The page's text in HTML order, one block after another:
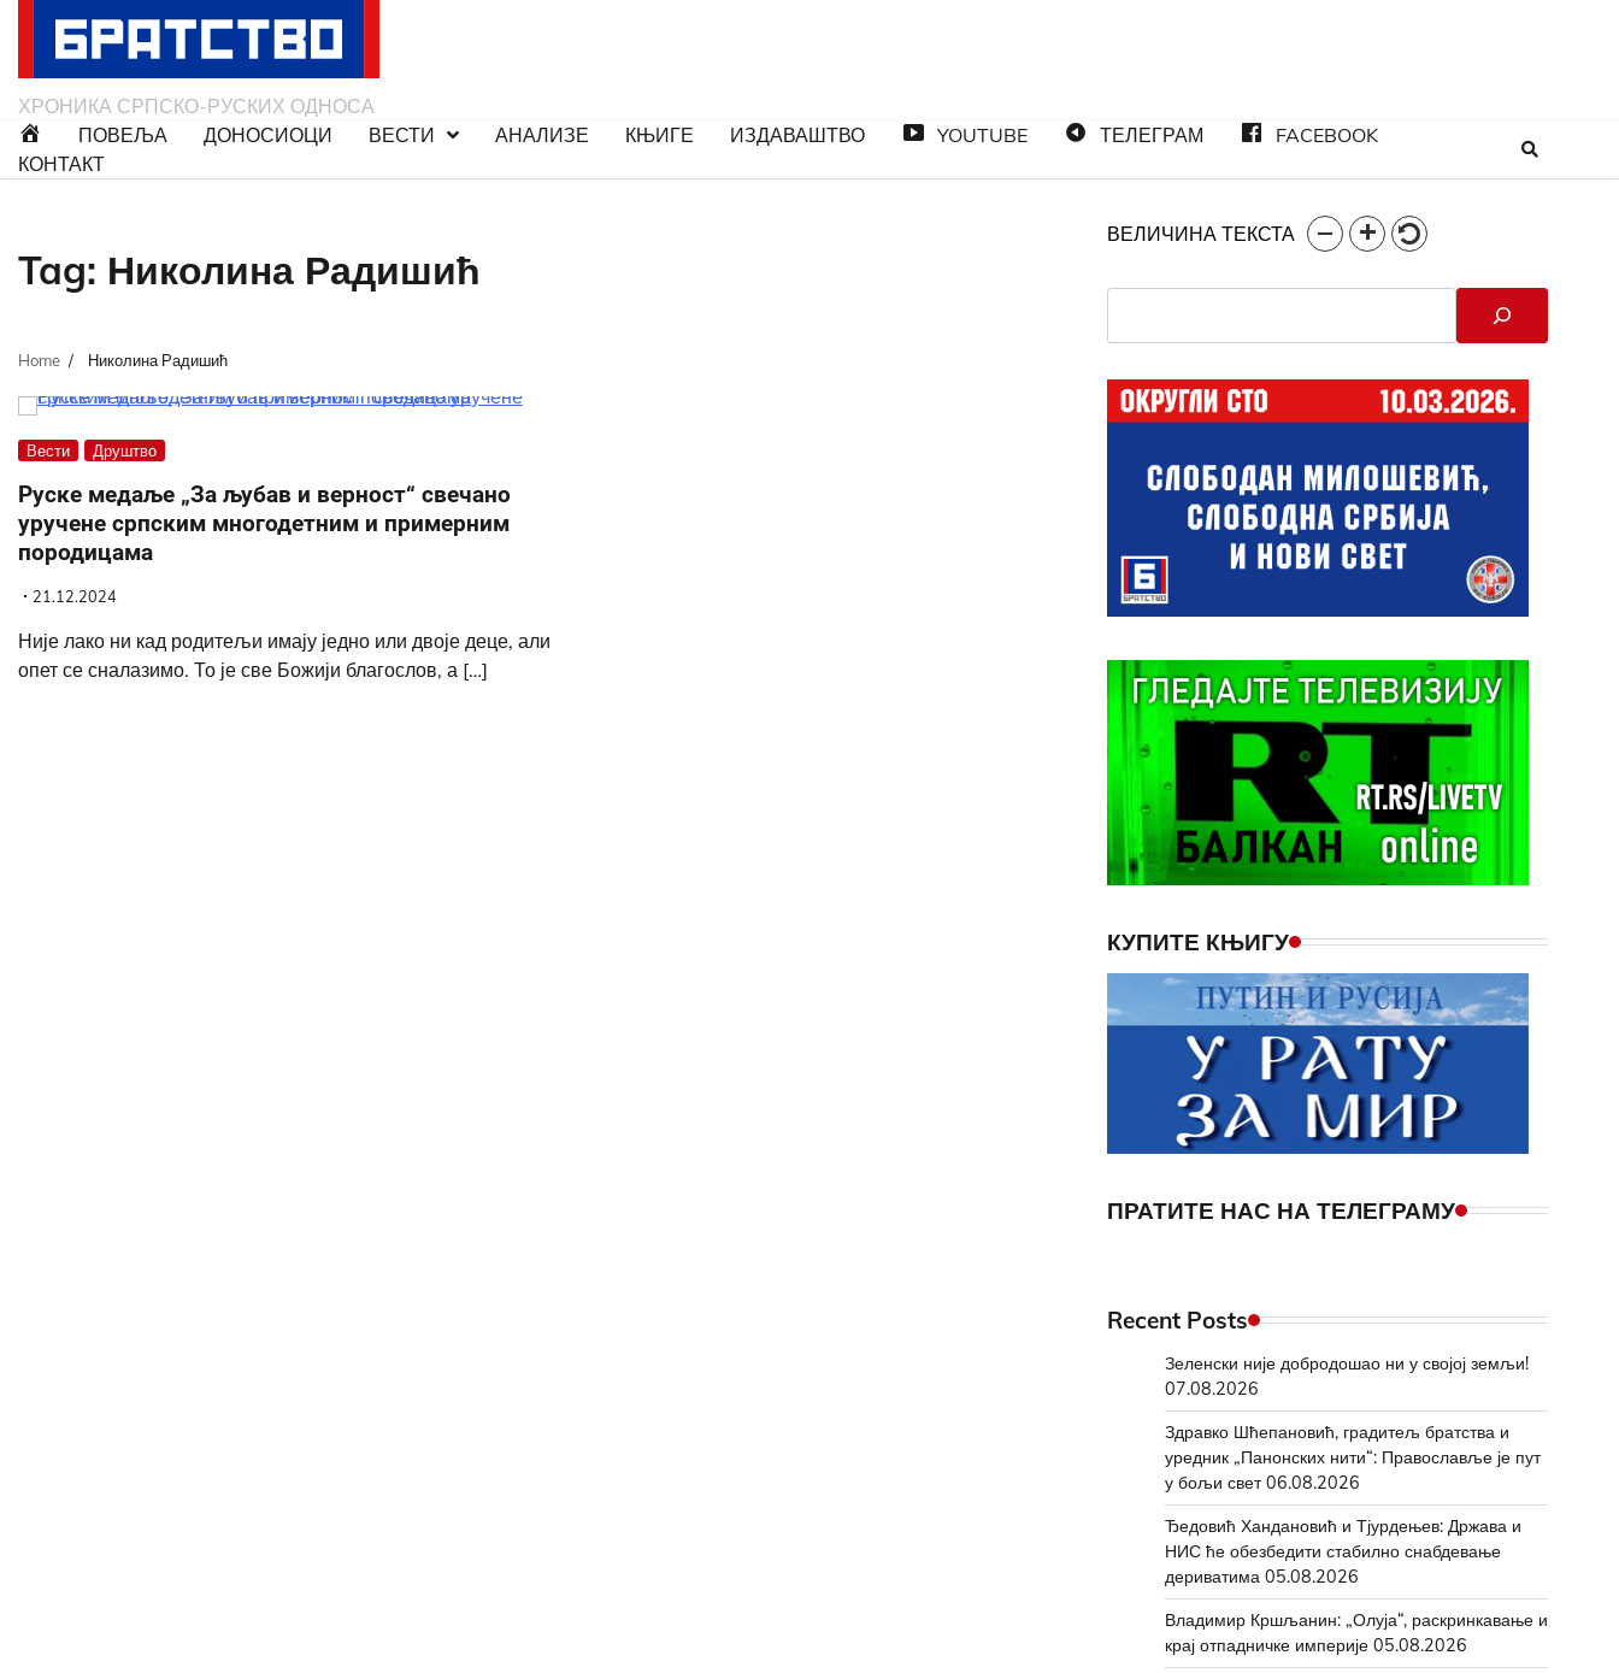
ХРОНИКА СРПСКО-РУСКИХ ОДНОСА
ПОВЕЉА
ДОНОСИОЦИ ВЕСТИ АНАЛИЗЕ КЊИГЕ ИЗДАВАШТВО YOUTUBE ТЕЛЕГРАМ
FACEBOOK
КОНТАКТ
Tag: Николина Радишић
Home Николина Радишић
Вести Друштво
Руске медаље „За љубав и верност“ свечано
уручене српским многодетним и примерним
породицама
21.12.2024
Није лако ни кад родитељи имају једно или двоје деце, али
опет се сналазимо. То је све Божији благослов, а […]
ВЕЛИЧИНА ТЕКСТА
КУПИТЕ КЊИГУ
ПРАТИТЕ НАС НА ТЕЛЕГРАМУ
Recent Posts
Зеленски није добродошао ни у својој земљи!
07.08.2026
Здравко Шћепановић, градитељ братства и
уредник „Панонских нити“: Православље је пут
у бољи свет 06.08.2026
Ђедовић Хандановић и Тјурдењев: Држава и
НИС ће обезбедити стабилно снабдевање
дериватима 05.08.2026
Владимир Кршљанин: „Олуја“, раскринкавање и
крај отпадничке империје 05.08.2026